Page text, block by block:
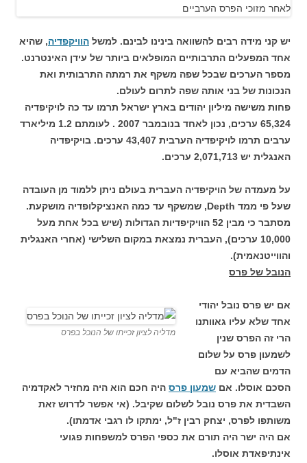
יש קני מידה רבים להשוואה בינינו לבינם. למשל הוויקפדיה, שהיא
אחד המפעלים התרבותיים המופלאים ביותר של עידן האינטרנט.
מספר הערכים שבכל שפה משקף את רמתה התרבותית ואת
הנכונות של בני אותה שפה לתרום לעולם.
פחות משישה מיליון יהודים בארץ ישראל תרמו עד כה לויקיפדיה
65,324 ערכים, נכון לאחד בנובמבר 2007 . לעומתם 1.2 מיליארד
ערבים תרמו לויקיפדיה הערבית 43,407 ערכים. בויקיפדיה
האנגלית יש 2,071,713 ערכים.
על מעמדה של הויקיפדיה העברית בעולם ניתן ללמוד מן העובדה
שעל פי ממד Depth, שמשקף עד כמה האנציקלופדיה מושקעת.
מסתבר כי מבין 52 הוויקיפדיות הגדולות (שיש בכל אחת מעל
10,000 ערכים), העברית נמצאת במקום השלישי (אחרי האנגלית
והווייטנאמית).
הנובל של פרס
מדליה לציון זכייתו של הנוכל בפרס
אם יש פרס נובל יהודי
אחד שלא עליו גאוותנו
הרי זה הפרס שנין
לשמעון פרס על שלום
הדמים שהביא עם
הסכם אוסלו. אם שמעון פרס היה חכם הוא היה מחזיר לאקדמיה
השבדית את פרס נובל לשלום שקיבל. (אי אפשר לדרוש זאת
משותפו לפרס, יצחק רבין ז"ל, ימתקו לו רגבי אדמתו).
אם היה ישר היה תורם את כספי הפרס למשפחות פגועי
אינתיפאדת אוסלו.